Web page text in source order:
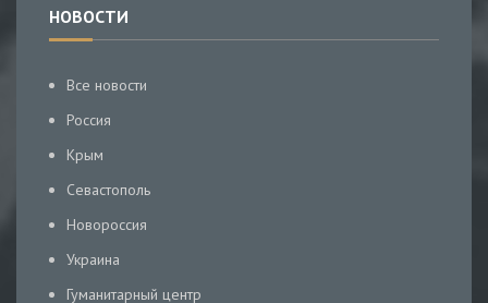
НОВОСТИ
Все новости
Россия
Крым
Севастополь
Новороссия
Украина
Гуманитарный центр